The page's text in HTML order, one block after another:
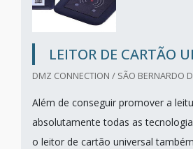
LEITOR DE CARTÃO
DMZ CONNECTION / SÃO BERNARDO
Além de conseguir promover a
absolutamente todas as
o leitor de cartão universal